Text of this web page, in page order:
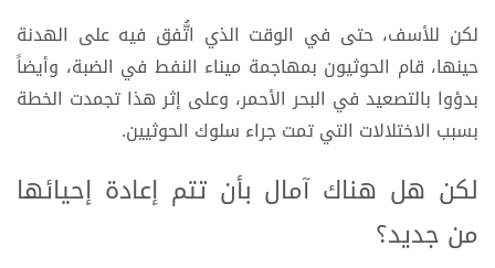
لكن للأسف، حتى في الوقت الذي اتُّفق فيه على الهدنة
حينها، قام الحوثيون بمهاجمة ميناء النفط في الضبة، وأيضاً
بدؤوا بالتصعيد في البحر الأحمر، وعلى إثر هذا تجمدت الخطة
بسبب الاختلالات التي تمت جراء سلوك الحوثيين.
لكن هل هناك آمال بأن تتم إعادة إحيائها
من جديد؟